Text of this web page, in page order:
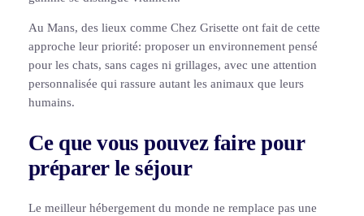
Au Mans, des lieux comme Chez Grisette ont fait de cette
approche leur priorité: proposer un environnement pensé
pour les chats, sans cages ni grillages, avec une attention
personnalisée qui rassure autant les animaux que leurs
humains.
Ce que vous pouvez faire pour
préparer le séjour
Le meilleur hébergement du monde ne remplace pas une